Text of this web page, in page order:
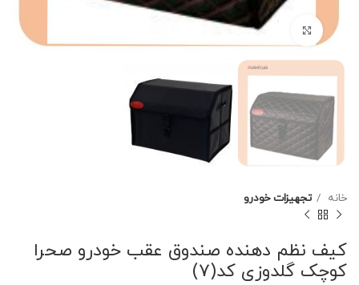
برای بزرگنمایی کلیک کنید
خانه تجهیزات خودرو
کیف نظم دهنده صندوق عقب خودرو صحرا
کوچک گلدوزی کد(7)